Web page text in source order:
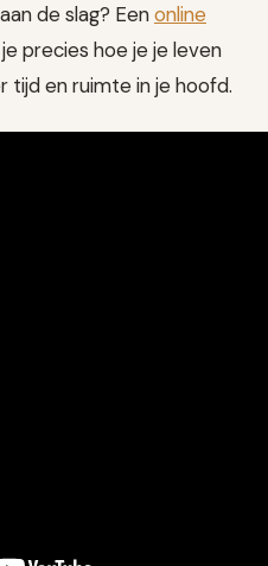
de slag? Eenonline
precies hoe je je leven
tijd en ruimte in je hoofd.